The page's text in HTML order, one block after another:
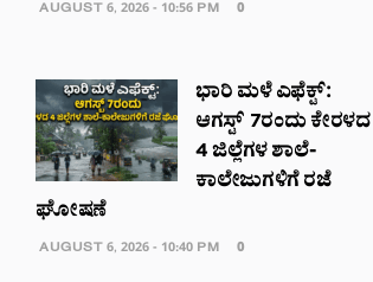
AUGUST 6, 2026 - 10:56 PM 0
ಭಾರಿ ಮಳೆ ಎಫೆಕ್ಟ್:
ಆಗಸ್ಟ್ 7ರಂದು ಕೇರಳದ
4 ಜಿಲ್ಲೆಗಳ ಶಾಲೆ-
ಕಾಲೇಜುಗಳಿಗೆ ರಜೆ
ಘೋಷಣೆ
AUGUST 6, 2026 - 10:40 PM 0